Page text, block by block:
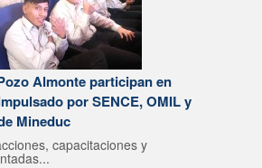
Almonte participan en
por SENCE, OMIL y
Mineduc
capacitaciones y